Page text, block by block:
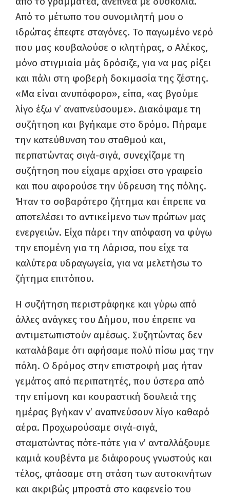
Από το μέτωπο του συνομιλητή μου ο
ιδρώτας έπεφτε σταγόνες. Το παγωμένο νερό
που μας κουβαλούσε ο κλητήρας, ο Αλέκος,
μόνο στιγμιαία μάς δρόσιζε, για να μας ρίξει
και πάλι στη φοβερή δοκιμασία της ζέστης.
«Μα είναι ανυπόφορο», είπα, «ας βγούμε
λίγο έξω ν’ αναπνεύσουμε». Διακόψαμε τη
συζήτηση και βγήκαμε στο δρόμο. Πήραμε
την κατεύθυνση του σταθμού και,
περπατώντας σιγά-σιγά, συνεχίζαμε τη
συζήτηση που είχαμε αρχίσει στο γραφείο
και που αφορούσε την ύδρευση της πόλης.
Ήταν το σοβαρότερο ζήτημα και έπρεπε να
αποτελέσει το αντικείμενο των πρώτων μας
ενεργειών. Είχα πάρει την απόφαση να φύγω
την επομένη για τη Λάρισα, που είχε τα
καλύτερα υδραγωγεία, για να μελετήσω το
ζήτημα επιτόπου.
Η συζήτηση περιστράφηκε και γύρω από
άλλες ανάγκες του Δήμου, που έπρεπε να
αντιμετωπιστούν αμέσως. Συζητώντας δεν
καταλάβαμε ότι αφήσαμε πολύ πίσω μας την
πόλη. Ο δρόμος στην επιστροφή μας ήταν
γεμάτος από περιπατητές, που ύστερα από
την επίμονη και κουραστική δουλειά της
ημέρας βγήκαν ν’ αναπνεύσουν λίγο καθαρό
αέρα. Προχωρούσαμε σιγά-σιγά,
σταματώντας πότε-πότε για ν’ ανταλλάξουμε
καμιά κουβέντα με διάφορους γνωστούς και
τέλος, φτάσαμε στη στάση των αυτοκινήτων
και ακριβώς μπροστά στο καφενείο του